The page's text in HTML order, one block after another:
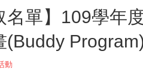
名單】109學年
(Buddy Program)
動